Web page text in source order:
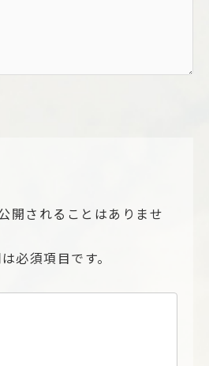
開されることはありませ
必須項目です。